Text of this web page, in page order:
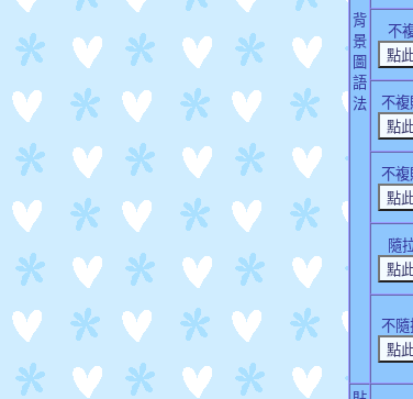
背
景
圖
語
法
不
不複
不複
隨
不